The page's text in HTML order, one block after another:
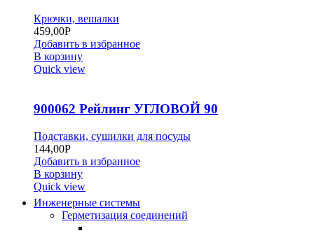
Крючки, вешалки
459,00Р
Добавить в избранное
В корзину
Quick view
900062 Рейлинг УГЛОВОЙ 90
Подставки, сушилки для посуды
144,00Р
Добавить в избранное
В корзину
Quick view
Инженерные системы
Герметизация соединений